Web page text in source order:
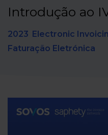
Introdução ao
2023 Electronic
Faturação Eletrónica